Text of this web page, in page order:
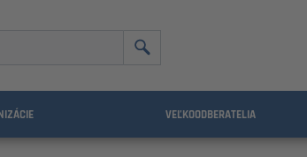
VEĽKOODBERATELIA